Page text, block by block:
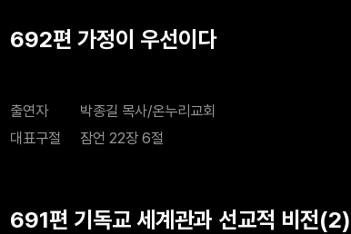
692편 가정이 우선이다
출연자
박종길 목사/온누리교회
대표구절
잠언 22장 6절
691편 기독교 세계관과 선교적 비전(2)